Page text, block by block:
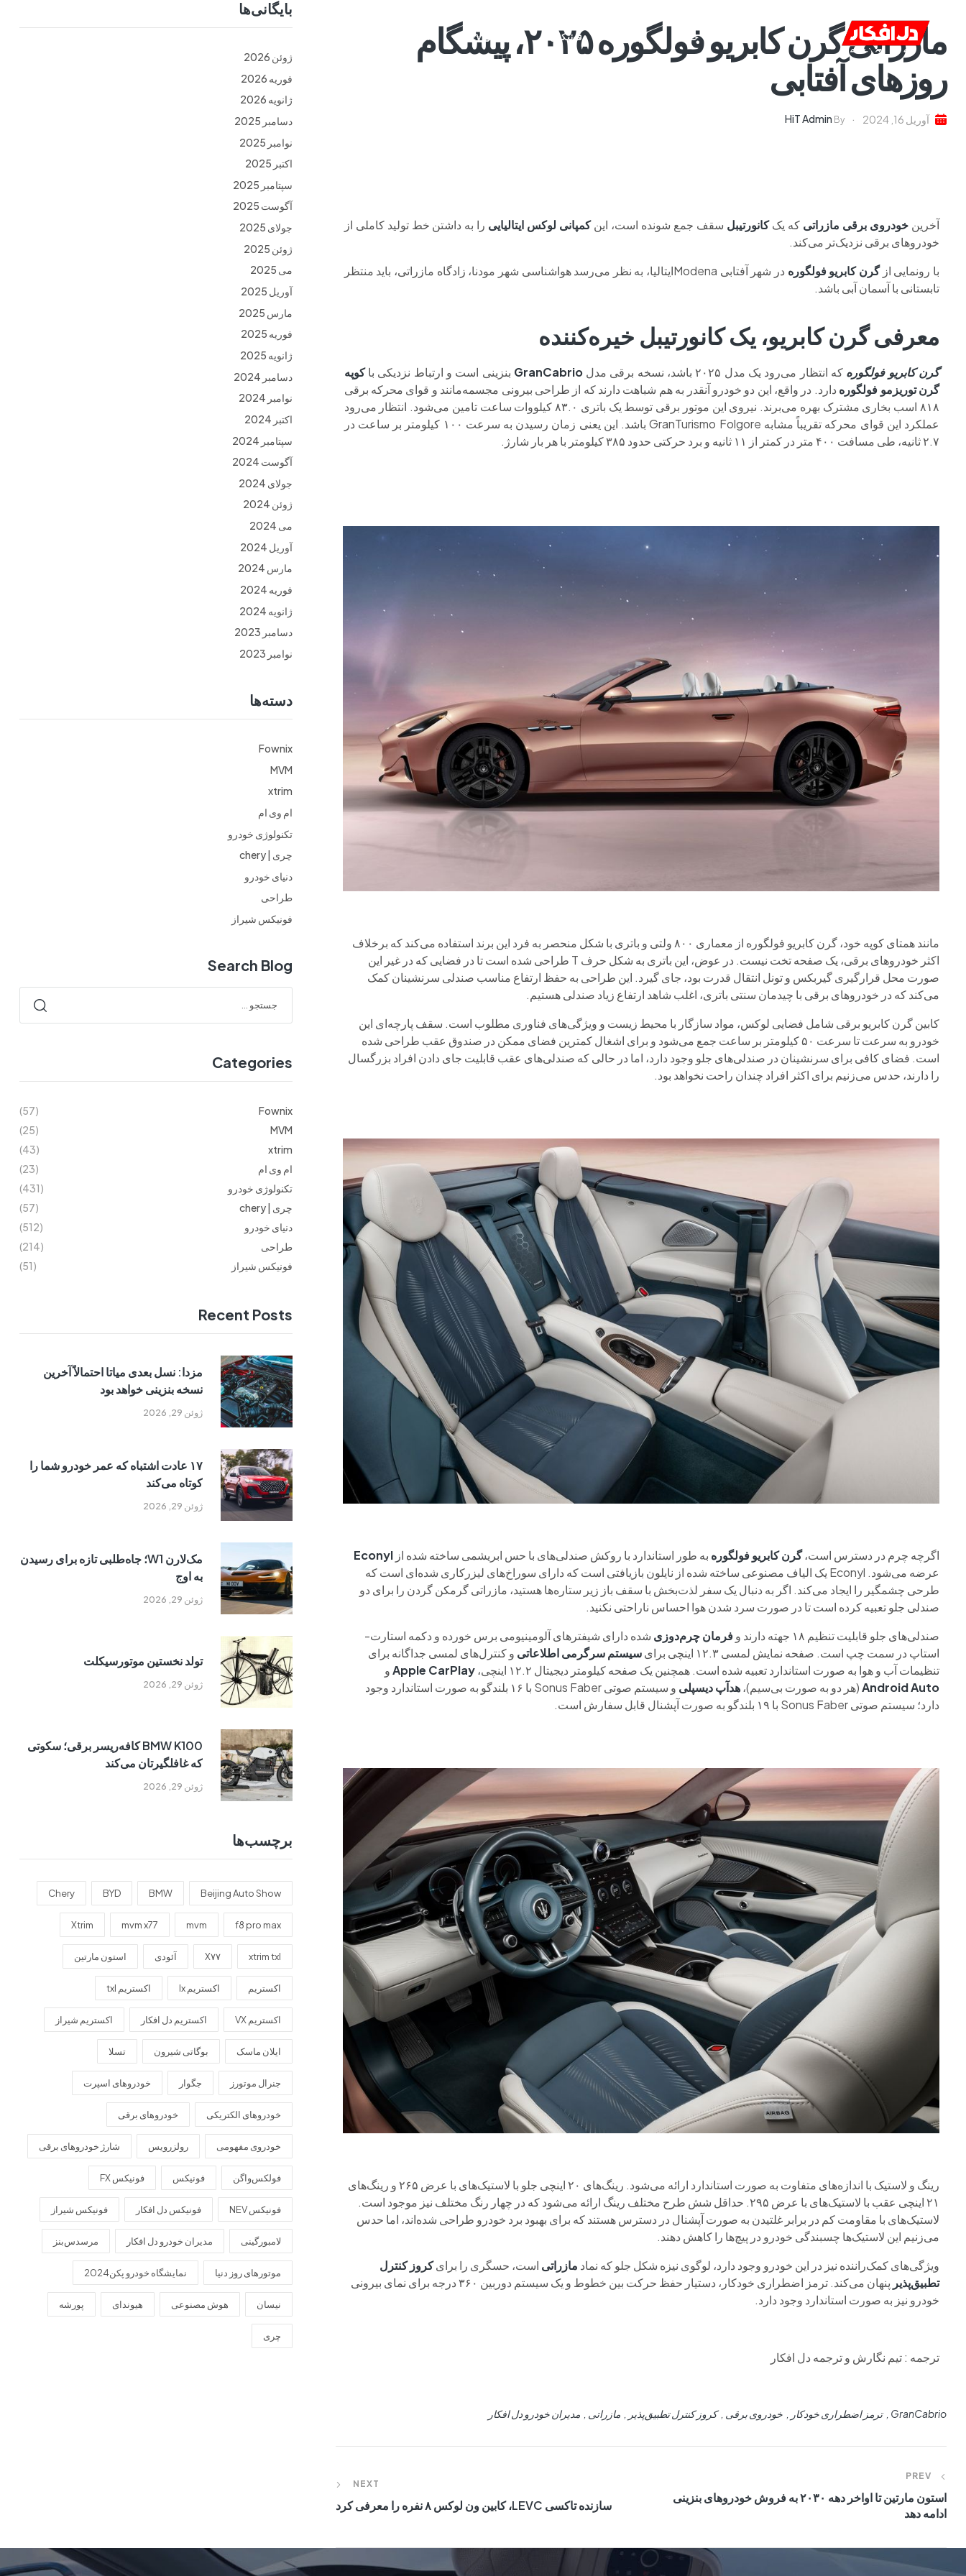
خانه ام وی ام فونیکس فونیکس NEV اکستریممازراتی گرن کابریو فولگوره ۲۰۲۵، پیشگام
روزهای آفتابی
آوریل 16, 2024 By
HiT Admin
آخرین خودروی برقی مازراتی که یککانورتیبل سقف جمع شونده است، اینکمپانی لوکس ایتالیایی را به داشتن خط تولید کاملی از
خودروهای برقی نزدیک‌تر می‌کند.
با رونمایی از گرن کابریو فولگوره
در شهر آفتابی Modenaایتالیا، به نظر می‌رسد هواشناسی شهر مودنا، زادگاه مازراتی، باید منتظر
تابستانی با آسمان آبی باشد.
معرفی گرن کابریو، یک کانورتیبل خیره‌کننده
گرن کابریو فولگوره که انتظار می‌رود یک مدل ۲۰۲۵ باشد، نسخه برقی مدل GranCabrio بنزینی است و ارتباط نزدیکی باکوپه
گرن توریزمو فولگوره دارد. در واقع، این دو خودرو آنقدر به هم شباهت دارند که از طراحی بیرونی مجسمه‌مانند و قوای محرکه برقی
۸۱۸ اسب بخاری مشترک بهره می‌برند. نیروی این موتور برقی توسط یک باتری ۸۳.۰ کیلووات ساعت تامین می‌شود. انتظار می‌رود
عملکرد این قوای محرکه تقریباً مشابه GranTurismo Folgore باشد. این یعنی زمان رسیدن به سرعت ۱۰۰ کیلومتر بر ساعت در
۲.۷ ثانیه، طی مسافت ۴۰۰ متر در کمتر از ۱۱ ثانیه و برد حرکتی حدود ۳۸۵ کیلومتر با هر بار شارژ.
مانند همتای کوپه خود، گرن کابریو فولگوره از معماری ۸۰۰ ولتی و باتری با شکل منحصر به فرد این برند استفاده می‌کند که برخلاف
اکثر خودروهای برقی، یک صفحه تخت نیست. در عوض، این باتری به شکل حرف T طراحی شده است تا در فضایی که در غیر این
صورت محل قرارگیری گیربکس و تونل انتقال قدرت بود، جای گیرد. این طراحی به حفظ ارتفاع مناسب صندلی سرنشینان کمک
می‌کند که در خودروهای برقی با چیدمان سنتی باتری، اغلب شاهد ارتفاع زیاد صندلی هستیم.
کابین گرن کابریو برقی شامل فضایی لوکس، مواد سازگار با محیط زیست و ویژگی‌های فناوری مطلوب است. سقف پارچه‌ای این
خودرو به سرعت تا سرعت ۵۰ کیلومتر بر ساعت جمع می‌شود و برای اشغال کمترین فضای ممکن در صندوق عقب طراحی شده
است. فضای کافی برای سرنشینان در صندلی‌های جلو وجود دارد، اما در حالی که صندلی‌های عقب قابلیت جای دادن افراد بزرگسال
را دارند، حدس می‌زنیم برای اکثر افراد چندان راحت نخواهد بود.
اگرچه چرم در دسترس است،گرن کابریو فولگوره به طور استاندارد با روکش صندلی‌های با حس ابریشمی ساخته شده از Econyl
عرضه می‌شود. Econyl یک الیاف مصنوعی ساخته شده از نایلون بازیافتی است که دارای سوراخ‌های لیزرکاری شده‌ای است که
طرحی چشمگیر را ایجاد می‌کند. اگر به دنبال یک سفر لذت‌بخش با سقف باز زیر ستاره‌ها هستید، مازراتی گرمکن گردن را برای دو
صندلی جلو تعبیه کرده است تا در صورت سرد شدن هوا احساس ناراحتی نکنید.
صندلی‌های جلو قابلیت تنظیم ۱۸ جهته دارند و
فرمان چرم‌دوزی شده دارای شیفترهای آلومینیومی برس خورده و دکمه استارت-
استاپ در سمت چپ است. صفحه نمایش لمسی ۱۲.۳ اینچی برای
سیستم سرگرمی اطلاعاتی و کنترل‌های لمسی جداگانه برای
تنظیمات آب و هوا به صورت استاندارد تعبیه شده است. همچنین یک صفحه کیلومتر دیجیتال ۱۲.۲ اینچی،
Apple CarPlayو
Android Auto(هر دو به صورت بی‌سیم)،هدآپ دیسپلی
و سیستم صوتی Sonus Faber با ۱۶ بلندگو به صورت استاندارد وجود
دارد؛ سیستم صوتی Sonus Faber با ۱۹ بلندگو به صورت آپشنال قابل سفارش است.
رینگ و لاستیک با اندازه‌های متفاوت به صورت استاندارد ارائه می‌شود. رینگ‌های ۲۰ اینچی جلو با لاستیک‌های با عرض ۲۶۵ و رینگ‌های
۲۱ اینچی عقب با لاستیک‌های با عرض ۲۹۵. حداقل شش طرح مختلف رینگ ارائه می‌شود که در چهار رنگ مختلف نیز موجود است.
لاستیک‌های با مقاومت کم در برابر غلتیدن به صورت آپشنال در دسترس هستند که برای بهبود برد خودرو طراحی شده‌اند، اما حدس
می‌زنیم این لاستیک‌ها چسبندگی خودرو در پیچ‌ها را کاهش دهند.
ویژگی‌های کمک‌راننده نیز در این خودرو وجود دارد، لوگوی نیزه‌ شکل جلو که نماد مازراتی است، حسگری را برایکروز کنترل
تطبیق‌پذیر
پنهان می‌کند. ترمز اضطراری خودکار، دستیار حفظ حرکت بین خطوط و یک سیستم دوربین ۳۶۰ درجه برای نمای بیرونی
خودرو نیز به صورت استاندارد وجود دارد.
ترجمه : تیم نگارش و ترجمه دل افکار
GranCabrio ترمز اضطراری خودکار خودروی برقی کروز کنترل تطبیق‌پذیر مازراتی مدیران خودرو دل افکار
PREV
استون مارتین تا اواخر دهه ۲۰۳۰ به فروش خودروهای بنزینی
ادامه دهد
NEXT
سازنده تاکسی LEVC، کابین ون لوکس ۸ نفره را معرفی کرد
بایگانی‌ها
ژوئن 2026
فوریه 2026
ژانویه 2026
دسامبر 2025
نوامبر 2025
اکتبر 2025
سپتامبر 2025
آگوست 2025
جولای 2025
ژوئن 2025
می 2025
آوریل 2025
مارس 2025
فوریه 2025
ژانویه 2025
دسامبر 2024
نوامبر 2024
اکتبر 2024
سپتامبر 2024
آگوست 2024
جولای 2024
ژوئن 2024
می 2024
آوریل 2024
مارس 2024
فوریه 2024
ژانویه 2024
دسامبر 2023
نوامبر 2023
دسته‌ها
Fownix
MVM
xtrim
ام وی ام
تکنولوژی خودرو
چری | chery
دنیای خودرو
طراحی
فونیکس شیراز
Search Blog
Categories
Fownix
(57)
MVM
(25)
xtrim
(43)
ام وی ام
(23)
تکنولوژی خودرو
(431)
چری | chery
(57)
دنیای خودرو
(512)
طراحی
(214)
فونیکس شیراز
(51)
Recent Posts
ژوئن 29, 2026
مزدا: نسل بعدی میاتا احتمالاً آخرین
نسخه بنزینی خواهد بود
ژوئن 29, 2026
۱۷ عادت اشتباه که عمر خودرو شما را
کوتاه می‌کند
ژوئن 29, 2026
مک‌لارن W1؛ جاه‌طلبی تازه برای رسیدن
به اوج
ژوئن 29, 2026
تولد نخستین موتورسیکلت
ژوئن 29, 2026
BMW K100 کافه‌ریسر برقی؛ سکوتی
که غافلگیرتان می‌کند
برچسب‌ها
Beijing Auto Show
BMW
BYD
Chery
f8 pro max
mvm
mvm x77
Xtrim
xtrim txl X۷۷ آئودی استون مارتین
اکستریم اکستریم lx اکستریم txl
اکستریم VX اکستریم دل افکار اکستریم شیراز
ایلان ماسک بوگاتی شیرون تسلا
جنرال موتورز جگوار خودروهای اسپرت
خودروهای الکتریکی خودروهای برقی
خودروی مفهومی رولزرویس شارژ خودروهای برقی
فولکس‌واگن فونیکس فونیکس FX
فونیکس NEV فونیکس دل افکار فونیکس شیراز
لامبورگینی مدیران خودرو دل افکار مرسدس‌بنز
موتورهای روز دنیا نمایشگاه خودرو پکن2024
نیسان هوش مصنوعی هیوندای پورشه
چری